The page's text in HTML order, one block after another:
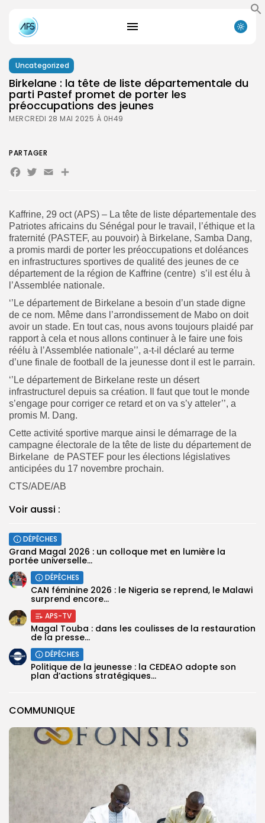
Search
for:
FR
Uncategorized
Birkelane : la tête de liste départementale du
parti Pastef promet de porter les
préoccupations des jeunes
MERCREDI 28 MAI 2025 À 0H49
COMMUNIQUE
Kaffrine, 29 oct (APS) – La tête de liste départementale des
Patriotes africains du Sénégal pour le travail, l’éthique et la
fraternité (PASTEF, au pouvoir) à Birkelane, Samba Dang,
a promis mardi de porter les préoccupations et doléances
en infrastructures sportives de qualité des jeunes de ce
département de la région de Kaffrine (centre) s’il est élu à
l’Assemblée nationale.
‘’Le département de Birkelane a besoin d’un stade digne
de ce nom. Même dans l’arrondissement de Mabo on doit
avoir un stade. En tout cas, nous avons toujours plaidé par
rapport à cela et nous allons continuer à le faire une fois
réélu à l’Assemblée nationale’’, a-t-il déclaré au terme
d’une finale de football de la jeunesse dont il est le parrain.
‘’Le département de Birkelane reste un désert
infrastructurel depuis sa création. Il faut que tout le monde
s’engage pour corriger ce retard et on va s’y atteler’’, a
promis M. Dang.
Cette activité sportive marque ainsi le démarrage de la
campagne électorale de la tête de liste du département de
Birkelane de PASTEF pour les élections législatives
anticipées du 17 novembre prochain.
CTS/ADE/AB
Voir aussi :
DÉPÊCHES
Grand Magal 2026 : un colloque met en lumière la
portée universelle...
DÉPÊCHES
‎CAN féminine 2026 : le Nigeria se reprend, le Malawi
surprend encore...
APS-TV
Magal Touba : dans les coulisses de la restauration
de la presse...
DÉPÊCHES
Politique de la jeunesse : la CEDEAO adopte son
plan d’actions stratégiques...
PARTAGER
Facebook
Twitter
EmailPartager